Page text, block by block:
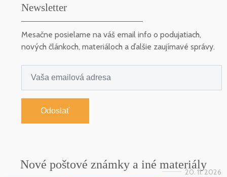
Newsletter
Mesačne posielame na váš email info o podujatiach,
nových článkoch, materiáloch a ďalšie zaujímavé správy.
Odoslať
Nové poštové známky a iné materiály
20. 11. 2026